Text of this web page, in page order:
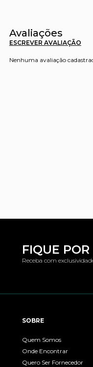
Avaliações
ESCREVER AVALIAÇÃO
Nenhuma avaliação
FIQUE
Receba com
SOBRE
Quem Somos
Onde Encontrar
Quero Ser Fornecedor